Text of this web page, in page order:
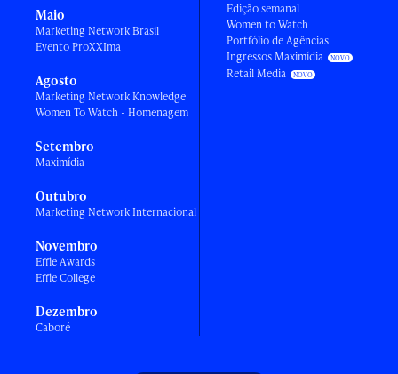
Maio
Marketing Network Brasil
Evento ProXXIma
Agosto
Marketing Network Knowledge
Women To Watch - Homenagem
Setembro
Maximídia
Outubro
Marketing Network Internacional
Novembro
Effie Awards
Effie College
Dezembro
Caboré
Edição semanal
Women to Watch
Portfólio de Agências
Ingressos Maximídia
Retail Media